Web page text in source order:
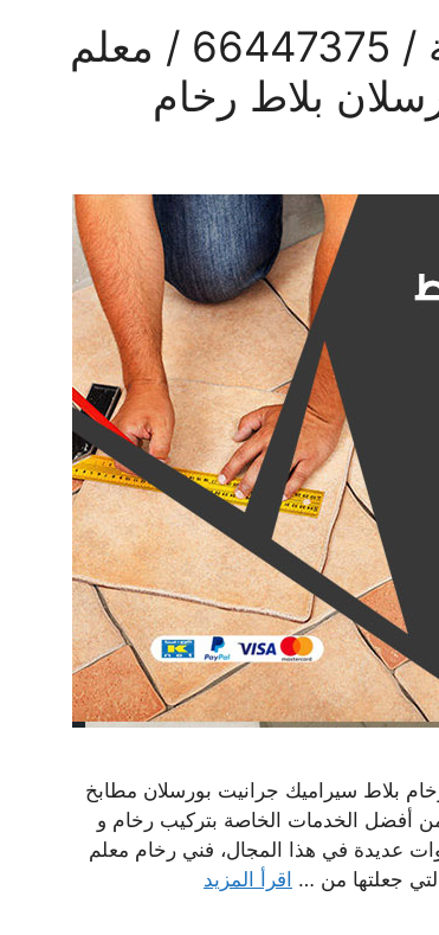
فني تركيب سيراميك الصبية / 66447375 / معلم
بلاط رخام
بلاط سيراميك جرانيت بورسلان مطابخ
أفضل الخدمات الخاصة بتركيب رخام و
عديدة في هذا المجال، فني رخام معلم
جعلتها من … اقرأ المزيد